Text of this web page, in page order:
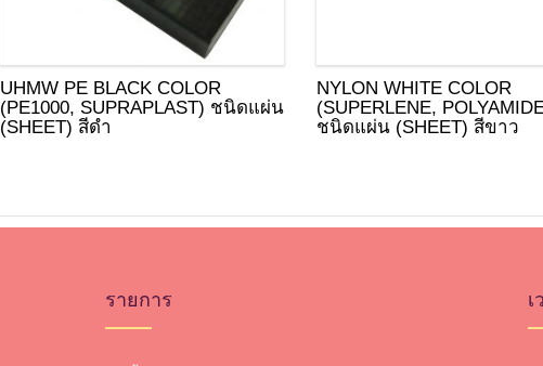
UHMW PE BLACK COLOR
(PE1000, SUPRAPLAST) ชนิดแผ่น
(SHEET) สีดำ
NYLON WHITE COLOR
(SUPERLENE,
ชนิดแผ่น (SHEET) สีขาว
รายการ